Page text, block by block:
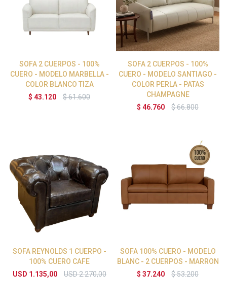
SOFA 2 CUERPOS - 100%
CUERO - MODELO MARBELLA -
COLOR BLANCO TIZA
$ 43.120 $61.600
SOFA 2 CUERPOS - 100%
CUERO - MODELO SANTIAGO -
COLOR PERLA - PATAS
CHAMPAGNE
$ 46.760 $66.800
SOFA REYNOLDS 1 CUERPO -
100% CUERO CAFE
USD 1.135,00 USD2.270,00
SOFA 100% CUERO - MODELO
BLANC - 2 CUERPOS - MARRON
$ 37.240 $53.200